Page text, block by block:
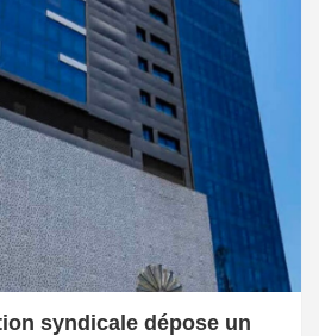
syndicale dépose un